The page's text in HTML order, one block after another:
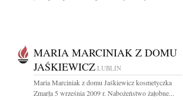
MARIA MARCINIAK Z DOMU
JAŚKIEWICZ LUBLIN
Maria Marciniak z domu Jaśkiewicz kosmetyczka
Zmarła 5 września 2009 r. Nabożeństwo żałobne...